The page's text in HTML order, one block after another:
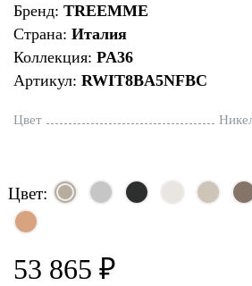
Бренд: TREEMME
Страна: Италия
Коллекция: PA36
Артикул: RWIT8BA5NFBC
Цвет
Цвет:
53 865 ₽